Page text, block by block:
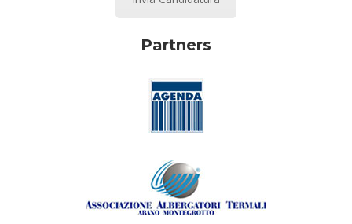
Partners